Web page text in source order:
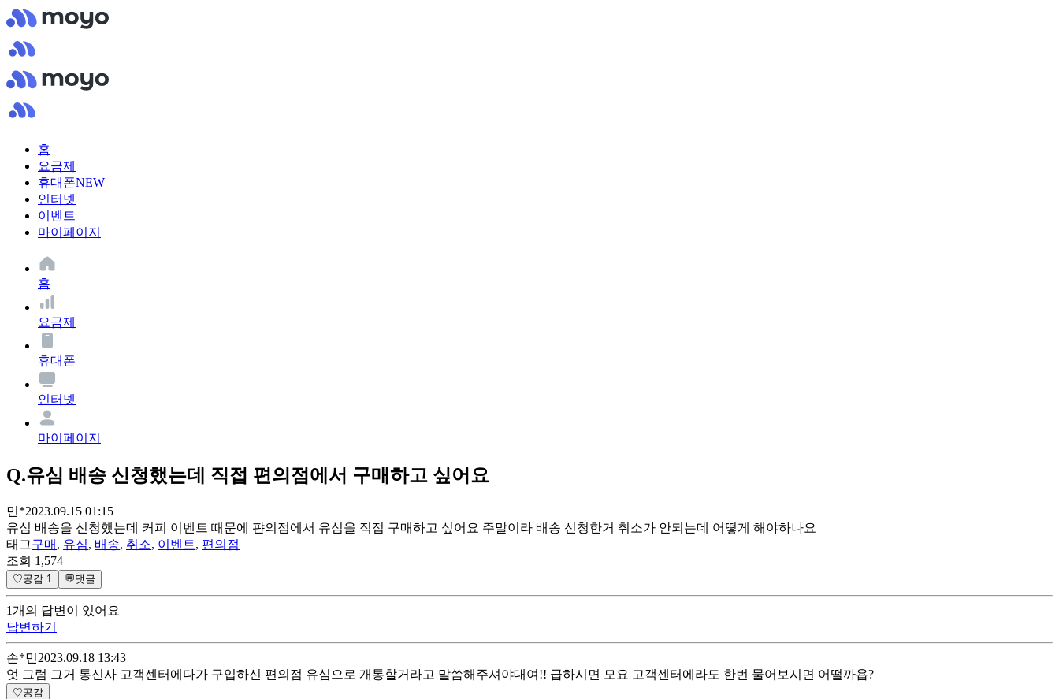
홈
요금제
휴대폰NEW
인터넷
이벤트
마이페이지
홈
요금제
휴대폰
인터넷
마이페이지
Q.유심 배송 신청했는데 직접 편의점에서 구매하고 싶어요
민*2023.09.15 01:15
유심 배송을 신청했는데 커피 이벤트 때문에 퍈의점에서 유심을 직접 구매하고 싶어요 주말이라 배송 신청한거 취소가 안되는데 어떻게 해야하나요
태그구매 , 유심, 배송, 취소, 이벤트, 편의점
조회 1,574
♡공감 1 💬댓글
1개 의 답변이 있어요
답변하기
손*민2023.09.18 13:43
엇 그럼 그거 통신사 고객센터에다가 구입하신 편의점 유심으로 개통할거라고 말씀해주셔야대여!! 급하시면 모요 고객센터에라도 한번 물어보시면 어떨까욥?
♡공감